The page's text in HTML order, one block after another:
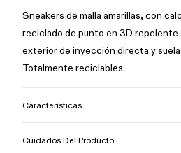
Sneakers de malla amarillas, con
reciclado de punto en 3D repelente
exterior de inyección directa y
Totalmente reciclables.
Características
Cuidados Del Producto